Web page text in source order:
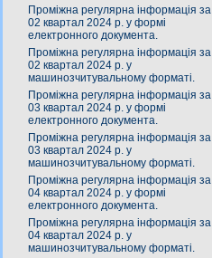
Проміжна регулярна інформація за
02 квартал 2024 р. у формі
електронного документа.
Проміжна регулярна інформація за
02 квартал 2024 р. у
машинозчитувальному форматі.
Проміжна регулярна інформація за
03 квартал 2024 р. у формі
електронного документа.
Проміжна регулярна інформація за
03 квартал 2024 р. у
машинозчитувальному форматі.
Проміжна регулярна інформація за
04 квартал 2024 р. у формі
електронного документа.
Проміжна регулярна інформація за
04 квартал 2024 р. у
машинозчитувальному форматі.